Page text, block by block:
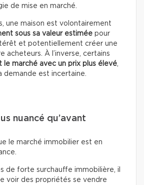
de mise en marché.
une maison est volontairement
sous sa valeur estimée pour
et potentiellement créer une
acheteurs. À l’inverse, certains
le marché avec un prix plus élevé,
demande est incertaine.
nuancé qu’avant
le marché immobilier est en
de forte surchauffe immobilière, il
voir des propriétés se vendre